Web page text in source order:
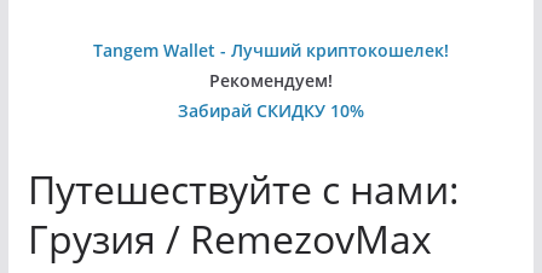
Tangem Wallet - Лучший криптокошелек!
Рекомендуем!
Забирай СКИДКУ 10%
Путешествуйте с нами:
Грузия / RemezovMax